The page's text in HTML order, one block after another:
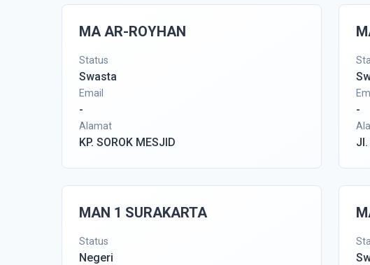
MA AR-ROYHAN
Status
Swasta
Email
-
Alamat
KP. SOROK MESJID
-
MAN 1 SURAKARTA
Status
Negeri